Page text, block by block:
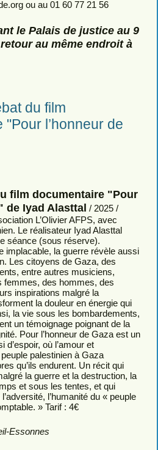
ou au 01 60 77 21 56
le Palais de justice au 9
au même endroit à
du film
l’honneur de
film documentaire "Pour
de Iyad Alasttal / 2025 /
L’Olivier AFPS, avec
Le réalisateur Iyad Alasttal
séance (sous réserve).
implacable, la guerre révèle aussi
Les citoyens de Gaza, des
entre autres musiciens,
femmes, des hommes, des
inspirations malgré la
la douleur en énergie qui
la vie sous les bombardements,
un témoignage poignant de la
Pour l’honneur de Gaza est un
où l’amour et
palestinien à Gaza
qu’ils endurent. Un récit qui
la guerre et la destruction, la
et sous les tentes, et qui
l’humanité du « peuple
» Tarif : 4€
Essonnes